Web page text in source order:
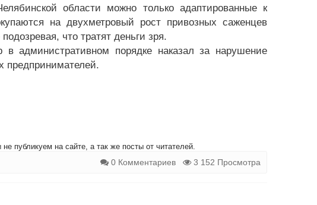
области можно только адаптированные к
на двухметровый рост привозных саженцев
что тратят деньги зря.
в административном порядке наказал за нарушение
предпринимателей.
публикуем на сайте, а так же посты от читателей.
0 Комментариев 3 152 Просмотра